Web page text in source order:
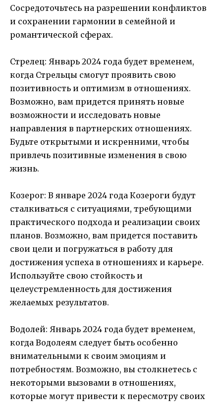
Сосредоточьтесь на разрешении конфликтов
и сохранении гармонии в семейной и
романтической сферах.
Стрелец: Январь 2024 года будет временем,
когда Стрельцы смогут проявить свою
позитивность и оптимизм в отношениях.
Возможно, вам придется принять новые
возможности и исследовать новые
направления в партнерских отношениях.
Будьте открытыми и искренними, чтобы
привлечь позитивные изменения в свою
жизнь.
Козерог: В январе 2024 года Козероги будут
сталкиваться с ситуациями, требующими
практического подхода и реализации своих
планов. Возможно, вам придется поставить
свои цели и погружаться в работу для
достижения успеха в отношениях и карьере.
Используйте свою стойкость и
целеустремленность для достижения
желаемых результатов.
Водолей: Январь 2024 года будет временем,
когда Водолеям следует быть особенно
внимательными к своим эмоциям и
потребностям. Возможно, вы столкнетесь с
некоторыми вызовами в отношениях,
которые могут привести к пересмотру своих